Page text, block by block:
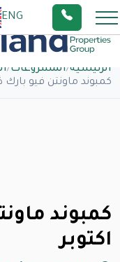
ENG
الرئيسية/المشروعات/
كمبوند ماونتن فيو بارك ذا ليك
اكتوبر